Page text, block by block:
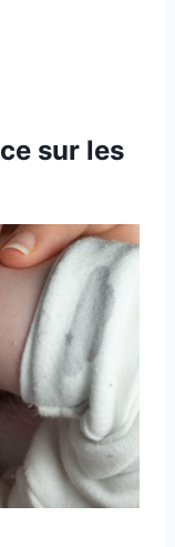
sur les